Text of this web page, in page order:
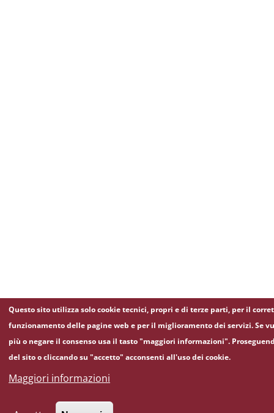
Questo sito utilizza solo cookie tecnici, propri e di terze parti, per il
funzionamento delle pagine web e per il miglioramento dei servizi. Se
più o negare il consenso usa il tasto "maggiori informazioni".
del sito o cliccando su "accetto" acconsenti all'uso dei cookie.
Maggiori informazioni